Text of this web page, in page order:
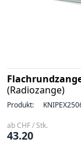
(Radiozange)
Produkt:
ab CHF / Stk.
43.20